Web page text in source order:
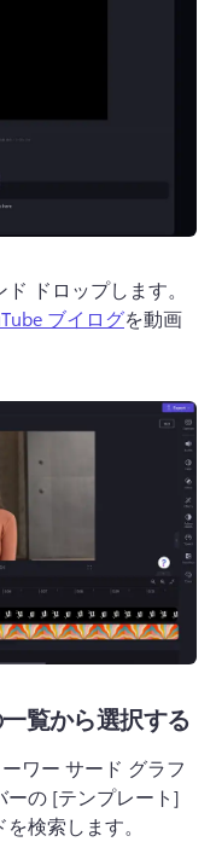
ブイログを動画
覧から選択する
ワー サード グラフ
ーの [テンプレート]
検索します。